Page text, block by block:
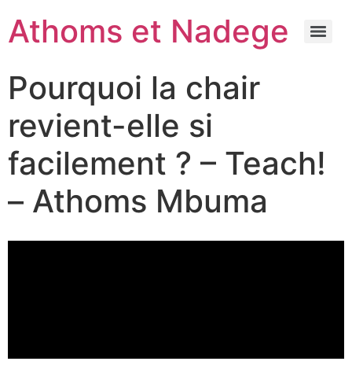
Athoms et Nadege
Pourquoi la chair
revient-elle si
facilement ? – Teach!
– Athoms Mbuma